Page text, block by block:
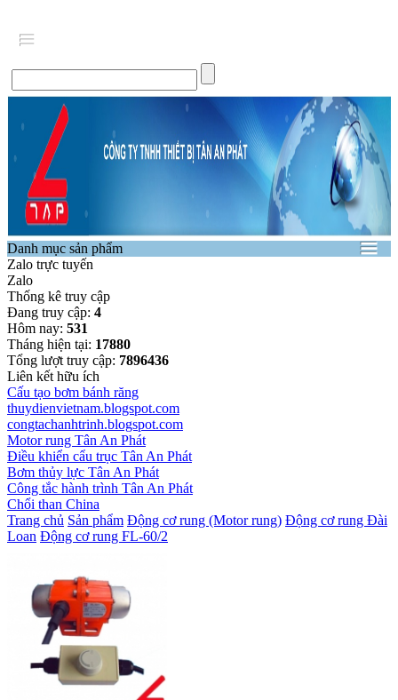
Danh mục sản phẩm
Zalo trực tuyến
Zalo
Thống kê truy cập
Đang truy cập: 4
Hôm nay: 531
Tháng hiện tại: 17880
Tổng lượt truy cập: 7896436
Liên kết hữu ích
Cấu tạo bơm bánh răng
thuydienvietnam.blogspot.com
congtachanhtrinh.blogspot.com
Motor rung Tân An Phát
Điều khiển cẩu trục Tân An Phát
Bơm thủy lực Tân An Phát
Công tắc hành trình Tân An Phát
Chổi than China
Trang chủ Sản phẩm Động cơ rung (Motor rung) Động cơ rung Đài
Loan Động cơ rung FL-60/2